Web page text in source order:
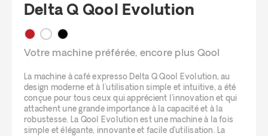
Delta Q Qool Evolution
Votre machine préférée, encore plus Qool
La machine à café expresso Delta Q Qool Evolution, au
design moderne et à l'utilisation simple et intuitive, a été
conçue pour tous ceux qui apprécient l'innovation et qui
attachent une grande importance à la capacité et à la
robustesse. La Qool Evolution est une machine à la fois
simple et élégante, innovante et facile d’utilisation. La